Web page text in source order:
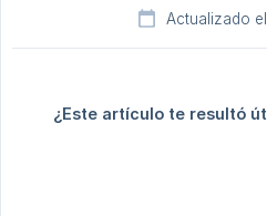
Actualizado
¿Este artículo te resultó